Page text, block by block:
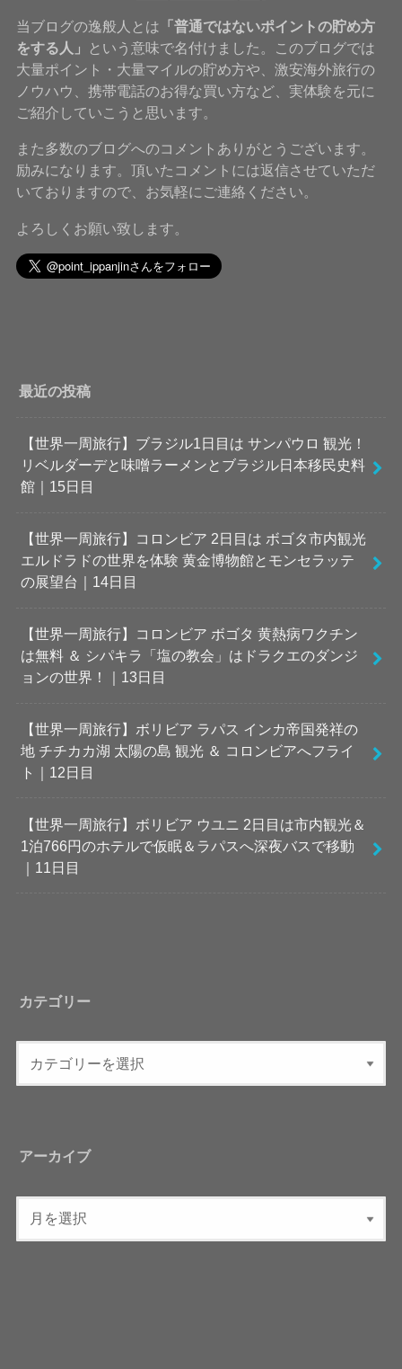
当ブログの逸般人とは 「普通ではないポイントの貯め方
をする人」
という意味で名付けました。このブログでは
大量ポイント・大量マイルの貯め方や、激安海外旅行の
ノウハウ、携帯電話のお得な買い方など、実体験を元に
ご紹介していこうと思います。
また多数のブログへのコメントありがとうございます。
励みになります。頂いたコメントには返信させていただ
いておりますので、お気軽にご連絡ください。
よろしくお願い致します。
最近の投稿
【世界一周旅行】ブラジル1日目は サンパウロ 観光！
リベルダーデと味噌ラーメンとブラジル日本移民史料
館｜15日目
【世界一周旅行】コロンビア 2日目は ボゴタ市内観光
エルドラドの世界を体験 黄金博物館とモンセラッテ
の展望台｜14日目
【世界一周旅行】コロンビア ボゴタ 黄熱病ワクチン
は無料 ＆ シパキラ「塩の教会」はドラクエのダンジ
ョンの世界！｜13日目
【世界一周旅行】ボリビア ラパス インカ帝国発祥の
地 チチカカ湖 太陽の島 観光 ＆ コロンビアへフライ
ト｜12日目
【世界一周旅行】ボリビア ウユニ 2日目は市内観光＆
1泊766円のホテルで仮眠＆ラパスへ深夜バスで移動
｜11日目
カテゴリー
アーカイブ